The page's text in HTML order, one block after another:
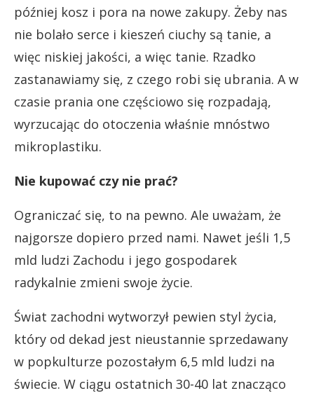
później kosz i pora na nowe zakupy. Żeby nas
nie bolało serce i kieszeń ciuchy są tanie, a
więc niskiej jakości, a więc tanie. Rzadko
zastanawiamy się, z czego robi się ubrania. A w
czasie prania one częściowo się rozpadają,
wyrzucając do otoczenia właśnie mnóstwo
mikroplastiku.
Nie kupować czy nie prać?
Ograniczać się, to na pewno. Ale uważam, że
najgorsze dopiero przed nami. Nawet jeśli 1,5
mld ludzi Zachodu i jego gospodarek
radykalnie zmieni swoje życie.
Świat zachodni wytworzył pewien styl życia,
który od dekad jest nieustannie sprzedawany
w popkulturze pozostałym 6,5 mld ludzi na
świecie. W ciągu ostatnich 30-40 lat znacząco